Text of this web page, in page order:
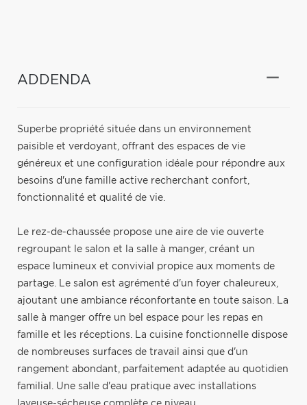
ADDENDA
Superbe propriété située dans un environnement
paisible et verdoyant, offrant des espaces de vie
généreux et une configuration idéale pour répondre aux
besoins d'une famille active recherchant confort,
fonctionnalité et qualité de vie.
Le rez-de-chaussée propose une aire de vie ouverte
regroupant le salon et la salle à manger, créant un
espace lumineux et convivial propice aux moments de
partage. Le salon est agrémenté d'un foyer chaleureux,
ajoutant une ambiance réconfortante en toute saison. La
salle à manger offre un bel espace pour les repas en
famille et les réceptions. La cuisine fonctionnelle dispose
de nombreuses surfaces de travail ainsi que d'un
rangement abondant, parfaitement adaptée au quotidien
familial. Une salle d'eau pratique avec installations